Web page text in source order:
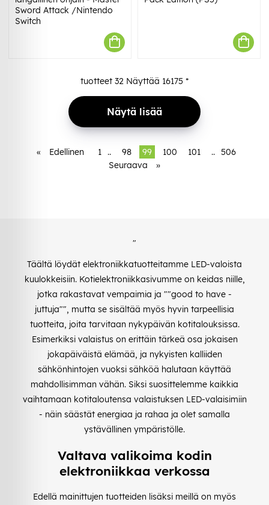
Sword Attack /Nintendo
Switch
tuotteet 32 Näyttää 16175 *
Näytä lisää
« Edellinen 1 .. 98 99 100 101 .. 506
Seuraava
»
"
Täältä löydät elektroniikkatuotteitamme LED-valoista
kuulokkeisiin. Kotielektroniikkasivumme on keidas niille,
jotka rakastavat vempaimia ja ""good to have -
juttuja"", mutta se sisältää myös hyvin tarpeellisia
tuotteita, joita tarvitaan nykypäivän kotitalouksissa.
Esimerkiksi valaistus on erittäin tärkeä osa jokaisen
jokapäiväistä elämää, ja nykyisten kalliiden
sähkönhintojen vuoksi sähköä halutaan käyttää
mahdollisimman vähän. Siksi suosittelemme kaikkia
vaihtamaan kotitaloutensa valaistuksen LED-valaisimiin
- näin säästät energiaa ja rahaa ja olet samalla
ystävällinen ympäristölle.
Valtava valikoima kodin
elektroniikkaa verkossa
Edellä mainittujen tuotteiden lisäksi meillä on myös